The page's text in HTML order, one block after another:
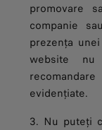
promovare
companie
prezența
website
evidențiate.
3. Nu puteți